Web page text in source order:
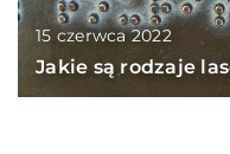
15 czerwca 2022
Jakie są rodzaje